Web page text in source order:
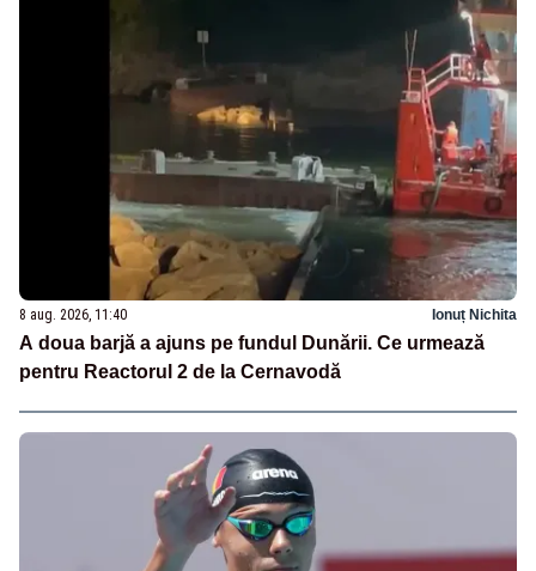
8 aug. 2026, 11:40 Ionuț Nichita
A doua barjă a ajuns pe fundul Dunării. Ce urmează
pentru Reactorul 2 de la Cernavodă